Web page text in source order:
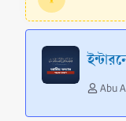
A
t
Abu